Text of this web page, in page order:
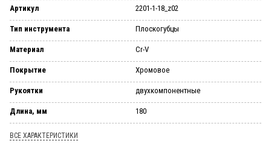
Артикул 2201-1-18_z02
Тип инструмента Плоскогубцы
Материал Cr-V
Покрытие Хромовое
Рукоятки двухкомпонентные
Длина, мм 180
ВСЕ ХАРАКТЕРИСТИКИ